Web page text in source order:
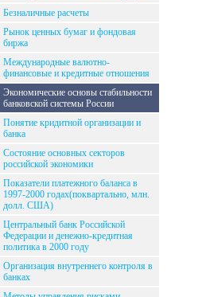
Безналичные расчеты
Рынок ценных бумаг и фондовая
биржа
Международные валютно-
финансовые и кредитные отношения
Экономические основы стабильности
банковской системы России
Понятие кридитной организации и
банка
Состояние основных секторов
российской экономики
Показатели платежного баланса в
1997-2000 годах(поквартально, млн.
долл. США)
Центральный банк Российской
Федерации и денежно-кредитная
политика в 2000 году
Организация внутреннего контроля в
банках